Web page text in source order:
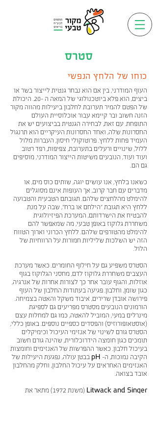
סטרס
כוחו של הלחץ הנפשי
העוף המודרני, בין אם הוא נבחר גנטית לייצור בשר או
ביצים, הוא פלא ביוטכנולוגי של המאה ה -20. היכולת
של הפטם להמיר תערובת לחלבון ביעילות מהווה מקור
הזנה חשוב ובר קיימא עבור אוכלוסיית העולם
התופחת. עם זאת, לבחירה הגנטית בביצועים יש את
החסרונות שלה, ואחד החסרונות העיקריים הוא תרנגול
העמיד פחות ללחץ. פרוטוקולי חיסון, העברות מלול
ללול, שינויים ורעלים בתערובת, צפיפות, רפד רטוב
ועוד ועוד, הנובעים משיטות הייצור המודרני, מוסיפים
גם הם.
כשאנו בלחץ, אנו עושים יוגה, שותים כוס מים, או
מדברים עם חבר קרוב, אך העופות אינם מסוגלים
להימלט מהלחצים שלהם. תגובתם הטבעית והטבועה
ללחץ היא תגובת "הילחם או ברח", שבה על מנת
להבטיח את הישרדותם, המערכת הפיזיולוגית
משחררת גלוקוז באופן טבעי, מה שמאפשר להם
להימלט מהטורפים שלהם. ללחץ הכרוני וארוך הטווח
הזה יש השלכות שליליות חמורות על הרווחיות של
הלול.
הסטרס משפיע גם על חילוף החומרים. כאשר מערכת
העצבים משחררת גלוקוז לדם, מחסני הגלוקוז בגוף
אוזלות, והגוף עובר אחר כך לצורות אחרות של אנרגיה,
כגון שומן, וחלבון. פגיעה בעתודות החלבון של העוף
פירושה אובדן שרירים, איבוד משקל והאטה בצמיחה.
הורמונים הנובעים מסטרס מפריעים גם לספיגת
מינרלים במעי, המוביל להאטה, כמו גם למחלות עצם
(אוסטאופורוזיס) והפסדים כספיים נוספים. באופן כללי,
הסטרס גורם לשינוי של אנזימי העיכול וכימיקלים
תומכים כגון חומצה הידרוכלורית, שהינה גורם חשוב
בעיכול חלבון. כאשר ההפרשות של האנזימים וחומצות
הקיבה נמוכות, ה- pH בבטן עולה, נפגעת היעילות של
האנזימים האחראים על עיכול החלבון, וחלק מהחלבון
אובד בצואה.
Litwack and Singer
(משנת 1972) מתאר את